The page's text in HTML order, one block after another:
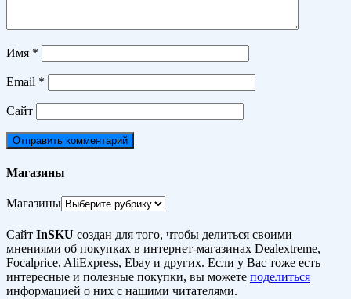
Имя *
Email *
Сайт
Магазины
Магазины
Сайт InSKU создан для того, чтобы делиться своими
мнениями об покупках в интернет-магазинах Dealextreme,
Focalprice, AliExpress, Ebay и других. Если у Вас тоже есть
интересные и полезные покупки, вы можете поделиться
информацией о них с нашими читателями.